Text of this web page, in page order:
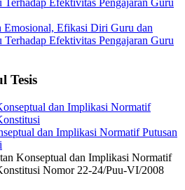
Emosional, Efikasi Diri Guru dan
Efektivitas Pengajaran Guru
Tesis
dan Implikasi Normatif Putusan
Konseptual dan Implikasi Normatif
Nomor 22-24/Puu-VI/2008